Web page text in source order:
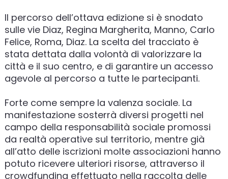
Il percorso dell’ottava edizione si è snodato
sulle vie Diaz, Regina Margherita, Manno, Carlo
Felice, Roma, Diaz. La scelta del tracciato è
stata dettata dalla volontà di valorizzare la
città e il suo centro, e di garantire un accesso
agevole al percorso a tutte le partecipanti.
Forte come sempre la valenza sociale. La
manifestazione sosterrà diversi progetti nel
campo della responsabilità sociale promossi
da realtà operative sul territorio, mentre già
all’atto delle iscrizioni molte associazioni hanno
potuto ricevere ulteriori risorse, attraverso il
crowdfunding effettuato nella raccolta delle